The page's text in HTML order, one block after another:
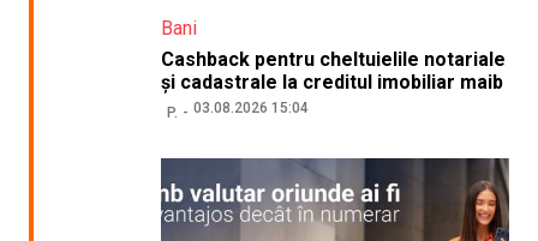
Bani
Cashback pentru cheltuielile notariale
și cadastrale la creditul imobiliar maib
P. 03.08.2026 15:04